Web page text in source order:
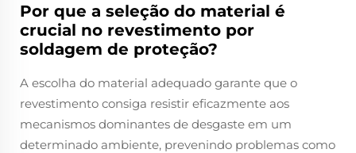
Por que a seleção do material é
crucial no revestimento por
soldagem de proteção?
A escolha do material adequado garante que o
revestimento consiga resistir eficazmente aos
mecanismos dominantes de desgaste em um
determinado ambiente, prevenindo problemas como